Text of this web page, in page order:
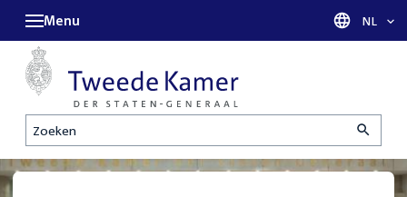
Zoeken
Menu Taal
NL